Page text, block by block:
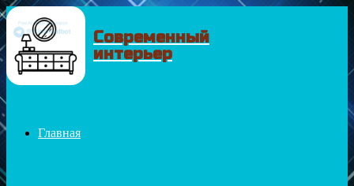
Menu
Современный
интерьер
Главная